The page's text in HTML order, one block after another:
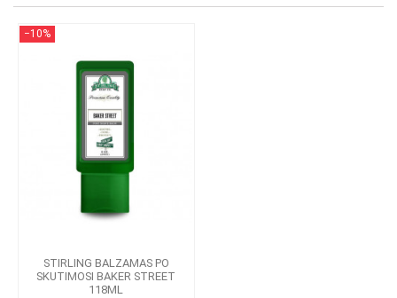
−10%
STIRLING BALZAMAS PO
SKUTIMOSI BAKER STREET
118ML